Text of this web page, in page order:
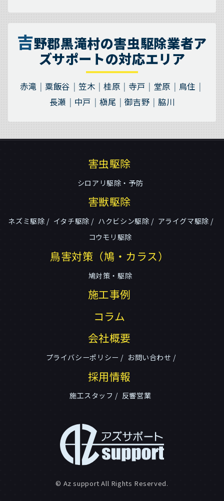
吉野郡黒滝村の害虫駆除業者ア
ズサポートの対応エリア
赤滝 粟飯谷 笠木 桂原 寺戸 堂原
鳥住
長瀬
中戸 槇尾 御吉野 脇川
害虫駆除
シロアリ駆除・予防
害獣駆除
ネズミ駆除 イタチ駆除 ハクビシン駆除
アライグマ駆除
コウモリ駆除
鳥害対策（鳩・カラス）
鳩対策・駆除
施工事例
コラム
会社概要
プライバシーポリシー お問い合わせ
採用情報
施工スタッフ 反響営業
© Az support All Rights Reserved.